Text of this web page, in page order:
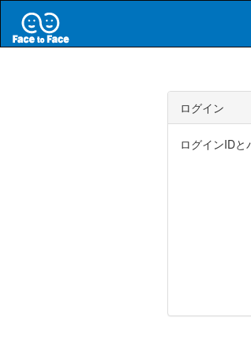
ログイン
ログインIDと